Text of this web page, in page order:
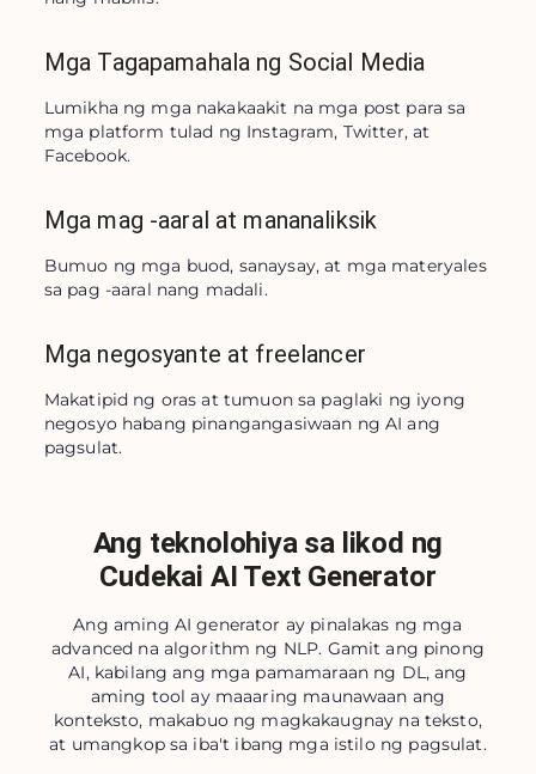
Mga Tagapamahala ng Social Media
Lumikha ng mga nakakaakit na mga post para sa
mga platform tulad ng Instagram, Twitter, at
Facebook.
Mga mag -aaral at mananaliksik
Bumuo ng mga buod, sanaysay, at mga materyales
sa pag -aaral nang madali.
Mga negosyante at freelancer
Makatipid ng oras at tumuon sa paglaki ng iyong
negosyo habang pinangangasiwaan ng AI ang
pagsulat.
Ang teknolohiya sa likod ng
Cudekai AI Text Generator
Ang aming AI generator ay pinalakas ng mga
advanced na algorithm ng NLP. Gamit ang pinong
AI, kabilang ang mga pamamaraan ng DL, ang
aming tool ay maaaring maunawaan ang
konteksto, makabuo ng magkakaugnay na teksto,
at umangkop sa iba't ibang mga istilo ng pagsulat.